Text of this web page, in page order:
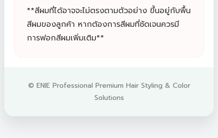
**สีผมที่ได้อาจจะไม่ตรงตามตัวอย่าง ขึ้นอยู่กับพื้น
สีผมของลูกค้า หากต้องการสีผมที่ชัดเจนควรมี
การฟอกสีผมเพิ่มเติม**
© ENIE Professional Premium Hair Styling & Color
Solutions